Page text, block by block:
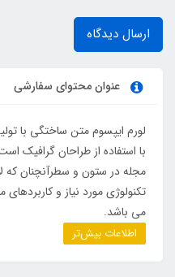
ارسال دیدگاه
عنوان محتوای سفارشی
لورم ایپسوم متن ساختگی با
با استفاده از طراحان گرافیک
مجله در ستون و سطرآنچنان که
تکنولوژی مورد نیاز و کاربردهای
می باشد.
اطلاعات بیش‌تر